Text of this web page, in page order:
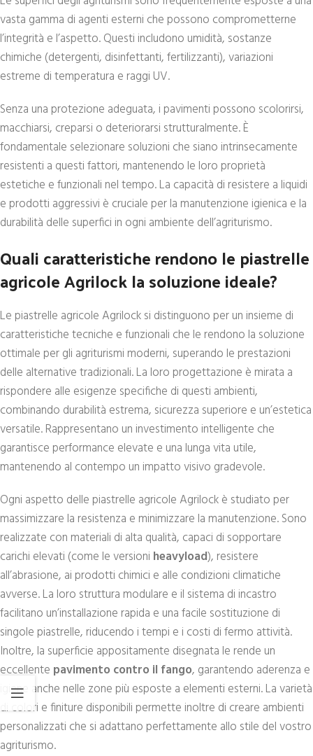
vasta gamma di agenti esterni che possono comprometterne
l’integrità e l’aspetto. Questi includono umidità, sostanze
chimiche (detergenti, disinfettanti, fertilizzanti), variazioni
estreme di temperatura e raggi UV.
Senza una protezione adeguata, i pavimenti possono scolorirsi,
macchiarsi, creparsi o deteriorarsi strutturalmente. È
fondamentale selezionare soluzioni che siano intrinsecamente
resistenti a questi fattori, mantenendo le loro proprietà
estetiche e funzionali nel tempo. La capacità di resistere a liquidi
e prodotti aggressivi è cruciale per la manutenzione igienica e la
durabilità delle superfici in ogni ambiente dell’agriturismo.
Quali caratteristiche rendono le piastrelle
agricole Agrilock la soluzione ideale?
Le piastrelle agricole Agrilock si distinguono per un insieme di
caratteristiche tecniche e funzionali che le rendono la soluzione
ottimale per gli agriturismi moderni, superando le prestazioni
delle alternative tradizionali. La loro progettazione è mirata a
rispondere alle esigenze specifiche di questi ambienti,
combinando durabilità estrema, sicurezza superiore e un’estetica
versatile. Rappresentano un investimento intelligente che
garantisce performance elevate e una lunga vita utile,
mantenendo al contempo un impatto visivo gradevole.
Ogni aspetto delle piastrelle agricole Agrilock è studiato per
massimizzare la resistenza e minimizzare la manutenzione. Sono
realizzate con materiali di alta qualità, capaci di sopportare
carichi elevati (come le versioni heavyload), resistere
all’abrasione, ai prodotti chimici e alle condizioni climatiche
avverse. La loro struttura modulare e il sistema di incastro
facilitano un’installazione rapida e una facile sostituzione di
singole piastrelle, riducendo i tempi e i costi di fermo attività.
Inoltre, la superficie appositamente disegnata le rende un
eccellente pavimento contro il fango, garantendo aderenza e
igiene anche nelle zone più esposte a elementi esterni. La varietà
di colori e finiture disponibili permette inoltre di creare ambienti
personalizzati che si adattano perfettamente allo stile del vostro
agriturismo.